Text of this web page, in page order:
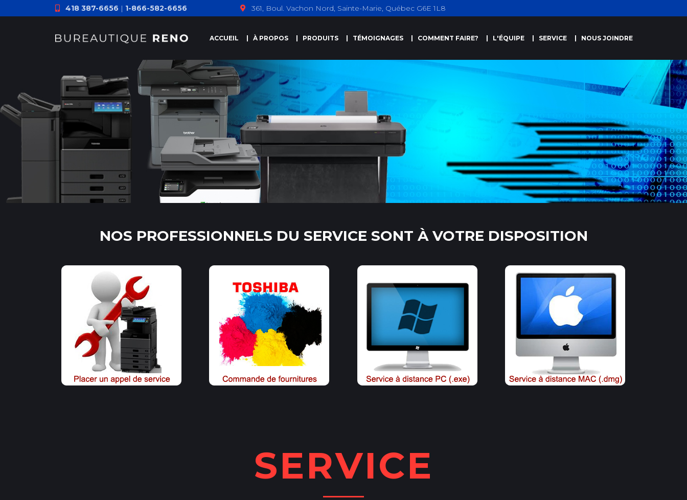
418 387-6656 | 1-866-582-6656 361, Boul. Vachon Nord, Sainte-Marie, Québec G6E 1L8
ACCUEIL À PROPOS PRODUITS TÉMOIGNAGES COMMENT FAIRE? L'ÉQUIPE SERVICE NOUS JOINDRE
NOS PROFESSIONNELS DU SERVICE SONT À VOTRE DISPOSITION
SERVICE